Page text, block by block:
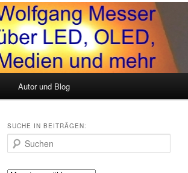
Autor und Blog
SUCHE IN BEITRÄGEN:
Suchen